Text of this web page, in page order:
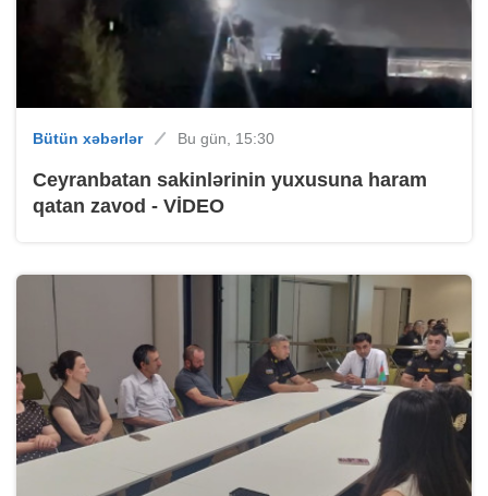
Bütün xəbərlər Bu gün, 15:30
Ceyranbatan sakinlərinin yuxusuna haram
qatan zavod - VİDEO